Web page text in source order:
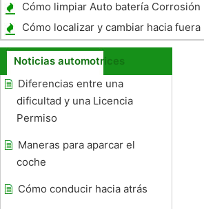
salvamento en Ohio
Cómo limpiar Auto batería Corrosión
Cómo localizar y cambiar hacia fuera
válvula EGR en una Blazer 1997
Noticias automotrices
Diferencias entre una
dificultad y una Licencia
Permiso
Maneras para aparcar el
coche
Cómo conducir hacia atrás